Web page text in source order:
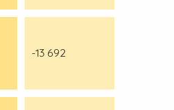
-13 692